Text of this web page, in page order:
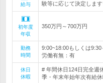
給与
験等に応じて決定しま
初年度
年収
350万円～700万円
勤務
時間
9:00~18:00もしくは
労働有無：有
休日
休暇
# 年間休日124日完全週
季・年末年始年次有給